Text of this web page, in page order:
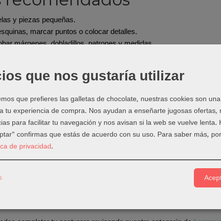
y piezas pequeñas.
marcar puntos o colocar detalles.
márgenes, dobladillos, patrones y medidas.
de uso
de punta con cuidado para no perforar la tela.
en un retal si el tejido es delicado.
piezas limpias para no manchar telas claras.
en un estuche para no perderlas.
elegir una
herramientas pequeñas pueden marcar una gran diferencia.
que nos gustaría utilizar
que prefieres las galletas de chocolate, nuestras cookies son
tu experiencia de compra. Nos ayudan a enseñarte jugosas ofertas,
para facilitar tu navegación y nos avisan si la web se vuelve lenta.
confirmas que estás de acuerdo con su uso. Para saber más,
de privacidad.